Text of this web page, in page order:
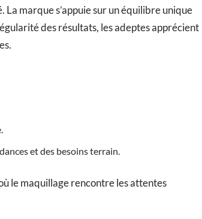
La marque s’appuie sur un équilibre unique
des résultats, les adeptes apprécient
et des besoins terrain.
le maquillage rencontre les attentes